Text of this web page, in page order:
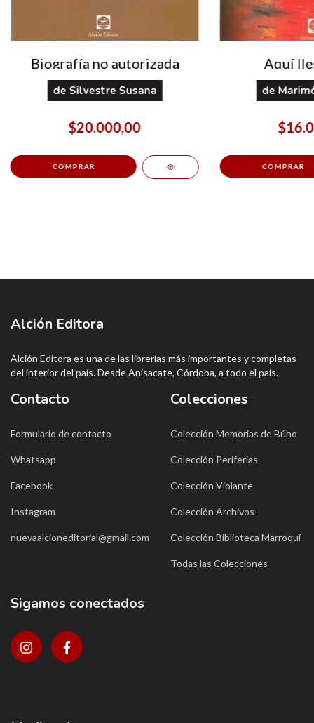
Biografía no autorizada
de Silvestre Susana
$20.000,00
Aquí
de
Alción Editora
Alción Editora es una de las librerías más importantes y completas
del interior del país. Desde Anisacate, Córdoba, a todo el país.
Contacto
Formulario de contacto
Whatsapp
Facebook
Instagram
nuevaalcioneditorial@gmail.com
Colecciones
Colección Memorias de Búho
Colección Periferias
Colección Violante
Colección Archivos
Colección Biblioteca Marroquí
Todas las Colecciones
Sigamos conectados